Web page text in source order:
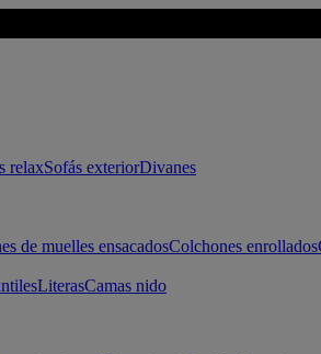
relaxSofás exteriorDivanes
de muelles ensacadosColchones enrollados
LiterasCamas nido